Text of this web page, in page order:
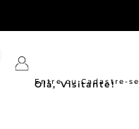
Olá, Visitante!
Entre ou Cadastre-se